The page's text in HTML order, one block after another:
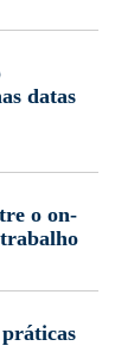
datas
o on-